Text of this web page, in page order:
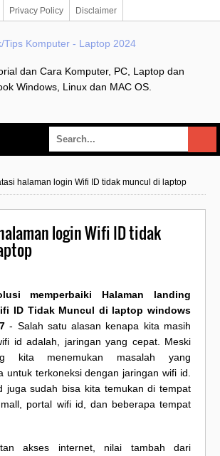
Privacy Policy Disclaimer
Tips Komputer - Laptop 2024
dan Cara Komputer, PC, Laptop dan
Windows, Linux dan MAC OS.
halaman login Wifi ID tidak muncul di laptop
login Wifi ID tidak
memperbaiki Halaman landing
ID Tidak Muncul di laptop windows
- Salah satu alasan kenapa kita masih
id adalah, jaringan yang cepat. Meski
kita menemukan masalah yang
untuk terkoneksi dengan jaringan wifi id.
juga sudah bisa kita temukan di tempat
portal wifi id, dan beberapa tempat
akses internet, nilai tambah dari